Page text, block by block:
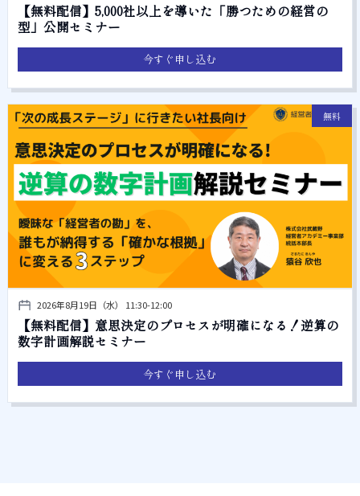
【無料配信】5,000社以上を導いた「勝つための経営の
型」公開セミナー
今すぐ申し込む
無料
2026年8月19日（水） 11:30-12:00
【無料配信】意思決定のプロセスが明確になる！逆算の
数字計画解説セミナー
今すぐ申し込む